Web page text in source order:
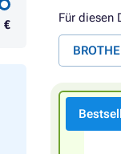
€
Für diesen